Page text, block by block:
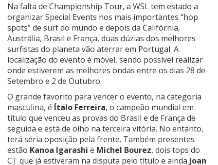
Na falta de Championship Tour, a WSL tem estado a
organizar Special Events nos mais importantes “hop
spots” de surf do mundo e depois da Califórnia,
Austrália, Brasil e França, duas dúzias dos melhores
surfistas do planeta vão aterrar em Portugal. A
localização do evento é móvel, sendo possível realizar
onde estiverem as melhores ondas entre os dias 28 de
Setembro e 2 de Outubro.
O grande favorito para vencer o evento, na categoria
masculina, é Ítalo Ferreira, o campeão mundial em
título que venceu as provas do Brasil e de França de
seguida e está de olho na terceira vitória. No entanto,
terá séria oposição pela frente. Também presentes
estão Kanoa Igarashi e Michel Bourez, dois tops do
CT que já estiveram na disputa pelo título e ainda Joan